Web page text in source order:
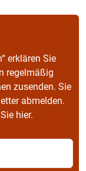
erklären Sie
regelmäßig
zusenden. Sie
abmelden.
hier.